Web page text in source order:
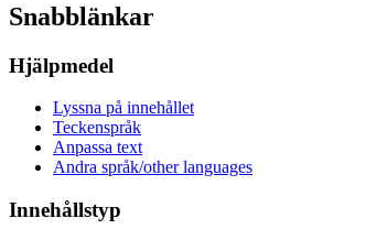
Snabblänkar
Hjälpmedel
Lyssna på innehållet
Teckenspråk
Anpassa text
Andra språk/other languages
Innehållstyp